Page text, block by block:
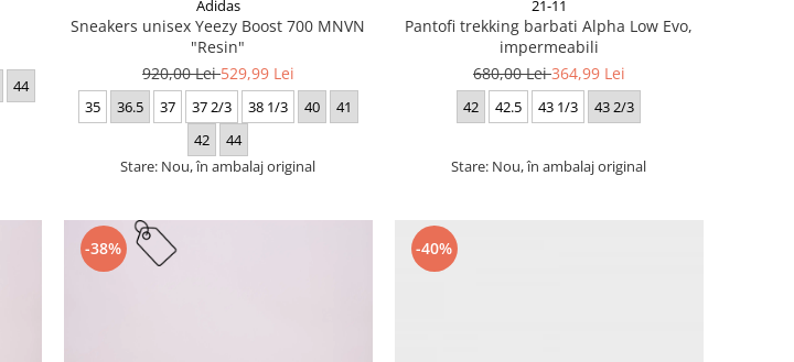
44
Adidas
Sneakers unisex Yeezy Boost 700 MNVN
"Resin"
920,00 Lei529,99 Lei
35 36.5 37 37 2/3 38 1/3 40
41
42
44
Stare: Nou, în ambalaj original
21-11
Pantofi trekking barbati Alpha Low Evo,
impermeabili
680,00 Lei364,99 Lei
42 42.5 43 1/3 43 2/3
Stare: Nou, în ambalaj original
-38% -40%